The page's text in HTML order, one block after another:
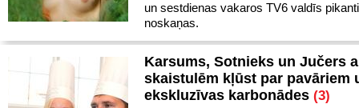
un sestdienas vakaros TV6 valdīs
noskaņas.
Karsums, Sotnieks un Jučers
skaistulēm kļūst par pavāriem
ekskluzīvas karbonādes (3)